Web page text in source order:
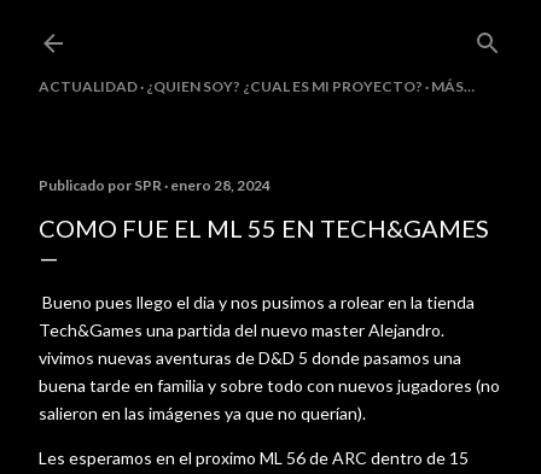
ACTUALIDAD ¿QUIEN SOY? ¿CUAL ES MI PROYECTO? MÁS…
Publicado por SPR enero 28, 2024
COMO FUE EL ML 55 EN TECH&GAMES
Bueno pues llego el dia y nos pusimos a rolear en la tienda
Tech&Games una partida del nuevo master Alejandro.
vivimos nuevas aventuras de D&D 5 donde pasamos una
buena tarde en familia y sobre todo con nuevos jugadores (no
salieron en las imágenes ya que no querían).
Les esperamos en el proximo ML 56 de ARC dentro de 15